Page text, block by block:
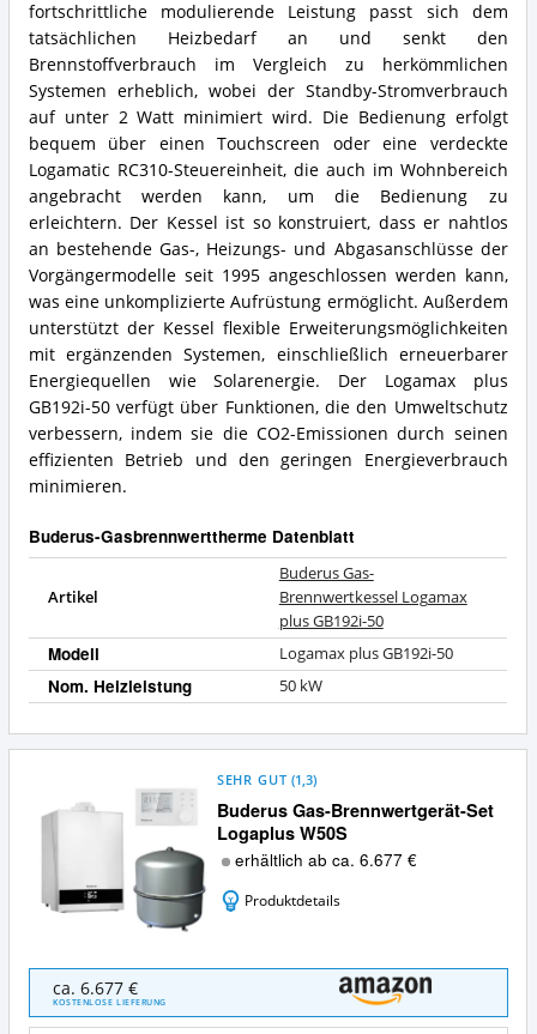
fortschrittliche modulierende Leistung passt sich dem
tatsächlichen Heizbedarf an und senkt den
Brennstoffverbrauch im Vergleich zu herkömmlichen
Systemen erheblich, wobei der Standby-Stromverbrauch
auf unter 2 Watt minimiert wird. Die Bedienung erfolgt
bequem über einen Touchscreen oder eine verdeckte
Logamatic RC310-Steuereinheit, die auch im Wohnbereich
angebracht werden kann, um die Bedienung zu
erleichtern. Der Kessel ist so konstruiert, dass er nahtlos
an bestehende Gas-, Heizungs- und Abgasanschlüsse der
Vorgängermodelle seit 1995 angeschlossen werden kann,
was eine unkomplizierte Aufrüstung ermöglicht. Außerdem
unterstützt der Kessel flexible Erweiterungsmöglichkeiten
mit ergänzenden Systemen, einschließlich erneuerbarer
Energiequellen wie Solarenergie. Der Logamax plus
GB192i-50 verfügt über Funktionen, die den Umweltschutz
verbessern, indem sie die CO2-Emissionen durch seinen
effizienten Betrieb und den geringen Energieverbrauch
minimieren.
Buderus-Gasbrennwerttherme Datenblatt
Artikel
Buderus Gas-
Brennwertkessel Logamax
plus GB192i-50
Modell Logamax plus GB192i-50
Nom. Heizleistung 50 kW
Buderus Gas-Brennwertgerät-Set
Logaplus W50S
SEHR GUT (1,3)
erhältlich ab ca. 6.677 €
Produktdetails
Buderus
Gas-
Brennwertgerät-
ca. 6.677 €
KOSTENLOSE LIEFERUNG